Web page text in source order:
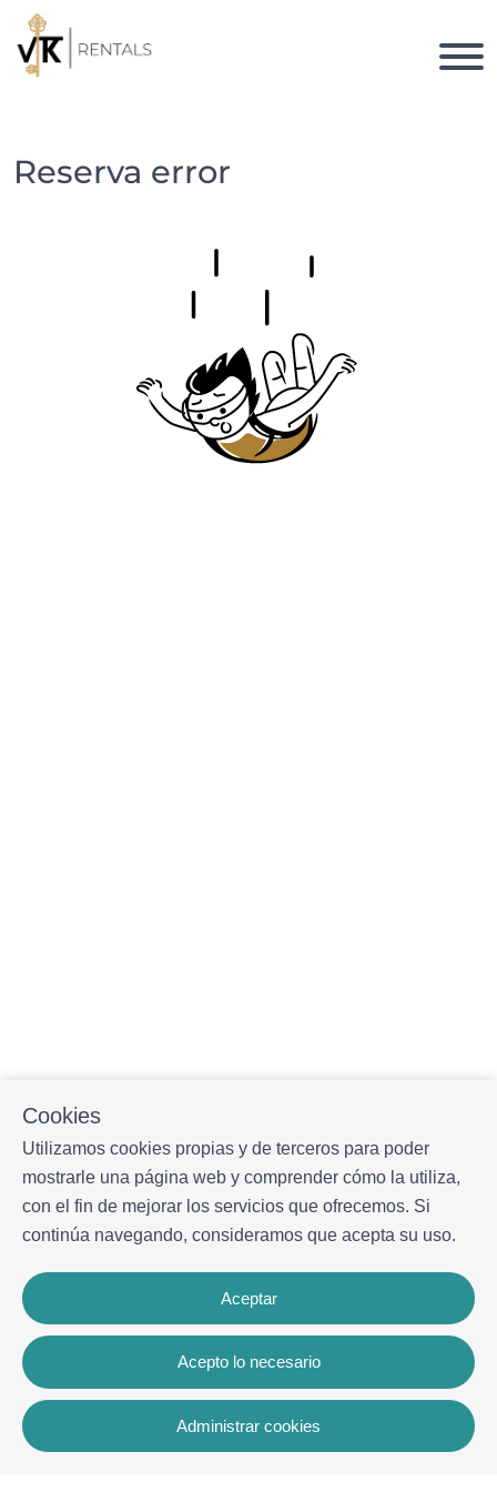
Cookies
Utilizamos cookies propias y de terceros para poder
mostrarle una página web y comprender cómo la utiliza,
con el fin de mejorar los servicios que ofrecemos. Si
continúa navegando, consideramos que acepta su uso.
Aceptar
Acepto lo necesario
Administrar cookies
Reserva error